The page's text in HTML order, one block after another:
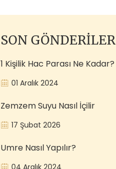
SON GÖNDERILER
1 Kişilik Hac Parası Ne Kadar?
01 Aralık 2024
Zemzem Suyu Nasıl İçilir
17 Şubat 2026
Umre Nasıl Yapılır?
04 Aralık 2024